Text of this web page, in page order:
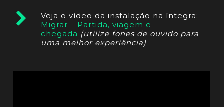
Veja o vídeo da instalação na íntegra:
Migrar – Partida, viagem e
chegada (utilize fones de ouvido para
uma melhor experiência)